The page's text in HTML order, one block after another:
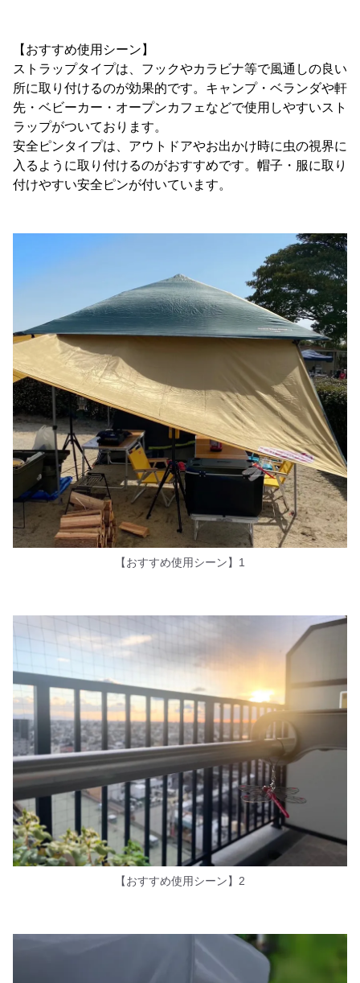
【おすすめ使用シーン】
ストラップタイプは、フックやカラビナ等で風通しの良い
所に取り付けるのが効果的です。キャンプ・ベランダや軒
先・ベビーカー・オープンカフェなどで使用しやすいスト
ラップがついております。
安全ピンタイプは、アウトドアやお出かけ時に虫の視界に
入るように取り付けるのがおすすめです。帽子・服に取り
付けやすい安全ピンが付いています。
【おすすめ使用シーン】1
【おすすめ使用シーン】2